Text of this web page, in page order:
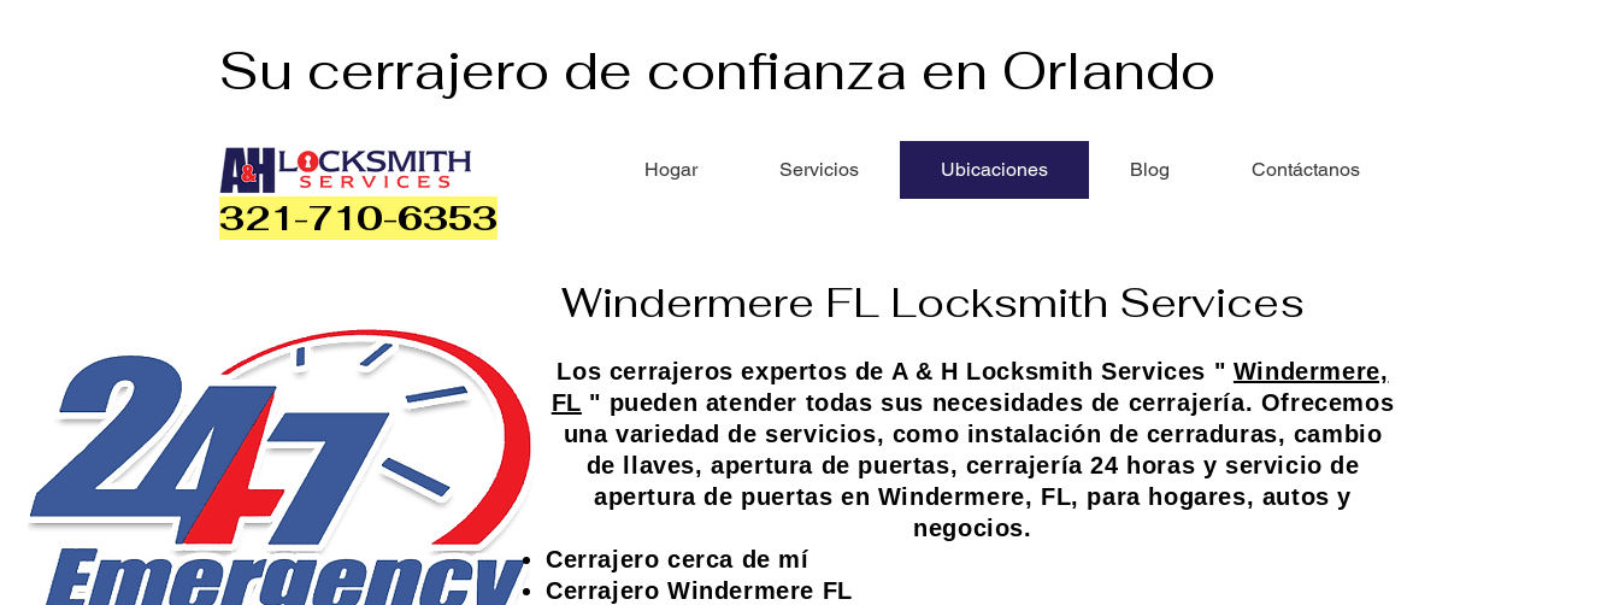
Su cerrajero de confianza en Orlando
321-710-6353
Hogar Servicios Ubicaciones Blog Contáctanos
Windermere FL Locksmith Services
Los cerrajeros expertos de A & H Locksmith Services " Windermere,
FL " pueden atender todas sus necesidades de cerrajería. Ofrecemos
una variedad de servicios, como instalación de cerraduras, cambio
de llaves, apertura de puertas, cerrajería 24 horas y servicio de
apertura de puertas en Windermere, FL, para hogares, autos y
negocios.
Cerrajero cerca de mí
Cerrajero Windermere FL